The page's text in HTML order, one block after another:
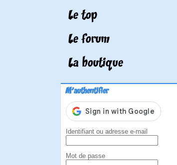
Le top
Le forum
La boutique
M'authentifier
Identifiant ou adresse e-mail
Mot de passe